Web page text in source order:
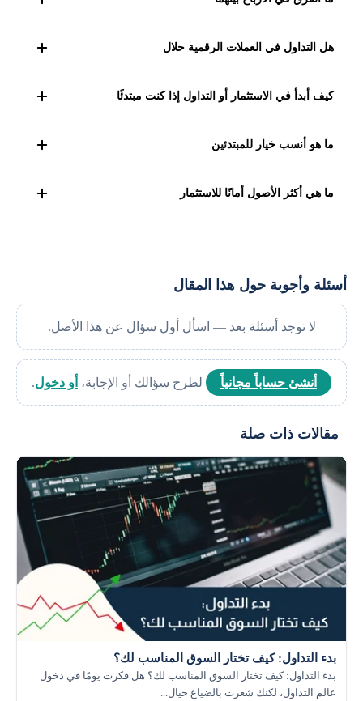
الاستثمار يوفر نموًا مستقرًا لكن بوتيرة أبطأ.
هل التداول في العملات الرقمية حلال
التداول، ونوعية العملة، وهل لها استخدامات مشروعة أم لا.
كيف أبدأ في الاستثمار أو التداول إذا كنت مبتدئًا
مال صغير مع الالتزام بخطة واضحة لإدارة المخاطر.
ما هو أنسب خيار للمبتدئين
يحتاج إلى خبرة ومهارة في قراءة السوق.
ما هي أكثر الأصول أمانًا للاستثمار
أسئلة وأجوبة حول هذا المقال
لا توجد أسئلة بعد — اسأل أول سؤال عن هذا الأصل.
أنشئ حساباً مجانياً لطرح سؤالك أو الإجابة، أو دخول.
مقالات ذات صلة
بدء التداول: كيف تختار السوق المناسب لك؟
بدء التداول: كيف تختار السوق المناسب لك؟ هل فكرت يومًا في دخول
عالم التداول، لكنك شعرت بالضياع حيال...